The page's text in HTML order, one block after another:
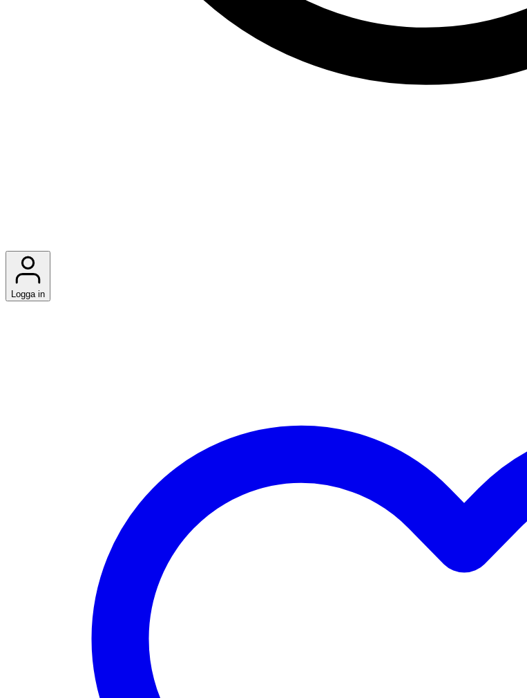
Logga in